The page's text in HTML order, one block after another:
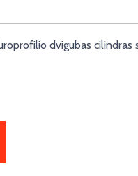
dvigubas